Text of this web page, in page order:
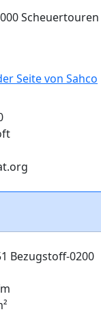
Seite von Sahco
Bezugstoff-0200